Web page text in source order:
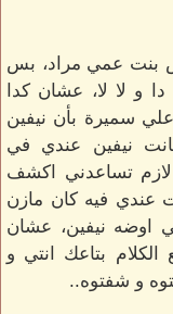
بنت عمي مراد، بس
دا و لا لا، عشان كدا
سميرة بأن نيفين
نيفين عندي في
لازم تساعدني اكشف
عندي فيه كان مازن
اوضه نيفين، عشان
بتاعك انتي و
و شفتوه..